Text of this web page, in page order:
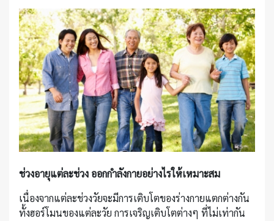
ช่วงอายุแต่ละช่วง ออกกำลังกายอย่างไรให้เหมาะสม
เนื่องจากแต่ละช่วงวัยจะมีการเติบโตของร่างกายแตกต่างกัน
ทั้งฮอร์โมนของแต่ละวัย การเจริญเติบโตต่างๆ ที่ไม่เท่ากัน